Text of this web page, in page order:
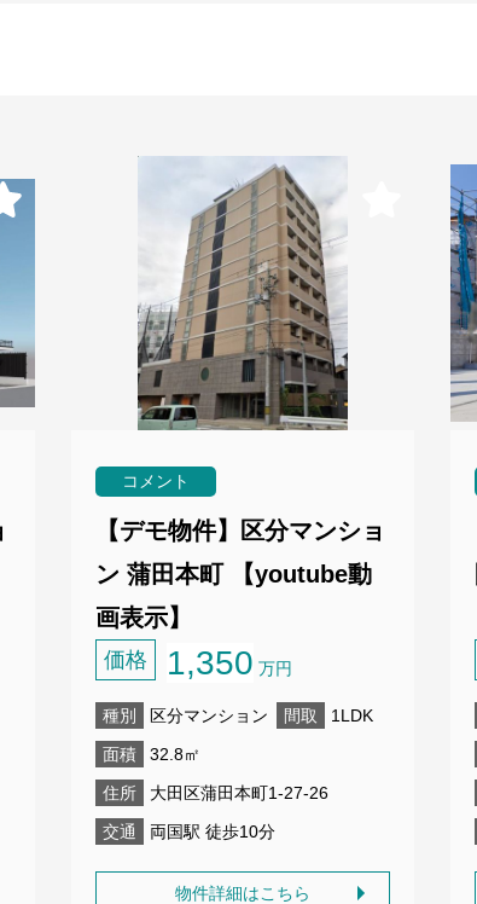
コメント
【デモ物件】区分マンショ
ン 蒲田本町 【youtube動
画表示】
価格 1,350 万円
種別 区分マンション 間取
1LDK
面積
32.8㎡
住所
大田区蒲田本町1-27-26
交通
両国駅 徒歩10分
物件詳細はこちら